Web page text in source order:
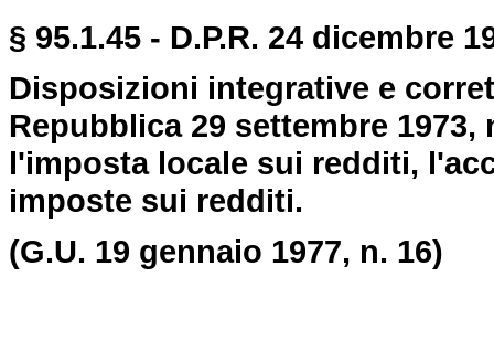
§ 95.1.45 - D.P.R. 24 dicembre
Disposizioni integrative e
Repubblica 29 settembre
l'imposta locale sui redditi,
imposte sui redditi.
(G.U. 19 gennaio 1977, n. 16)